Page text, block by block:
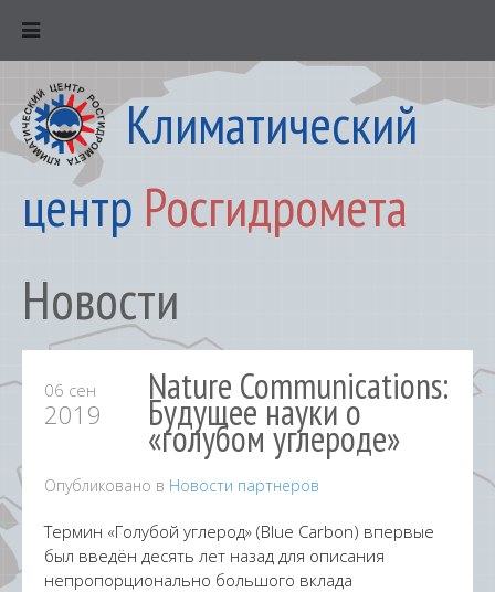
Климатический
центр Росгидромета
Новости
06 сен
2019
Nature Communications:
Будущее науки о
«голубом углероде»
Опубликовано в Новости партнеров
Термин «Голубой углерод» (Blue Carbon) впервые
был введён десять лет назад для описания
непропорционально большого вклада